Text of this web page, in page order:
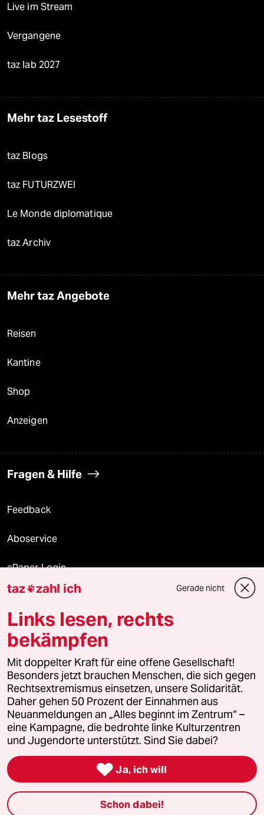
Live im Stream
Vergangene
taz lab 2027
Mehr taz Lesestoff
taz Blogs
taz FUTURZWEI
Le Monde diplomatique
taz Archiv
Mehr taz Angebote
Reisen
Kantine
Shop
Anzeigen
Fragen & Hilfe
Feedback
Aboservice
ePaper Login
Downloads für Abonnierende
© 2026 taz Verlags und Vertriebs GmbH
Alle Rechte vorbehalten. Bei rechtlichen Fragen oder für Genehmigungen
wenden Sie sich bitte an
lizenzen@taz.de
Feedback Redaktionsstatut Kommune-Richtlinien
Leitlinie Informant Datenschutz Impressum AGB
Seitenwende Einwilligungen widerrufen (Ads)
taz zahl ich Gerade nicht
Links lesen, rechts
bekämpfen
Mit doppelter Kraft für eine offene Gesellschaft!
Besonders jetzt brauchen Menschen, die sich gegen
Rechtsextremismus einsetzen, unsere Solidarität.
Daher gehen 50 Prozent der Einnahmen aus
Neuanmeldungen an „Alles beginnt im Zentrum“ –
eine Kampagne, die bedrohte linke Kulturzentren
und Jugendorte unterstützt. Sind Sie dabei?
 Ja, ich will
Schon dabei!